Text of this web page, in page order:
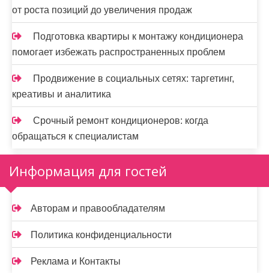
от роста позиций до увеличения продаж
Подготовка квартиры к монтажу кондиционера
помогает избежать распространенных проблем
Продвижение в социальных сетях: таргетинг,
креативы и аналитика
Срочный ремонт кондиционеров: когда
обращаться к специалистам
Информация для гостей
Авторам и правообладателям
Политика конфиденциальности
Реклама и Контакты